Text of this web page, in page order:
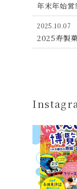
年末年始
2025.10.07
2025寿製